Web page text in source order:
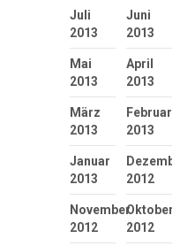
Juli
2013
Juni
2013
Mai
2013
April
2013
März
2013
Februar
2013
Januar
2013
2012
November
2012
Oktober
2012